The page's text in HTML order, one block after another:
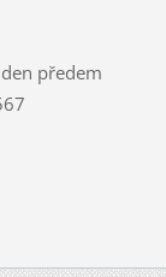
předem